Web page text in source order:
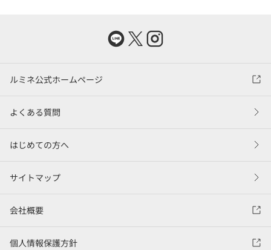
ルミネ公式ホームページ
よくある質問
はじめての方へ
サイトマップ
会社概要
個人情報保護方針